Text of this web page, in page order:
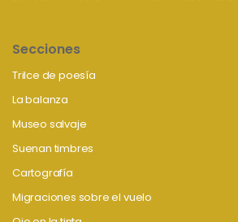
Secciones
Trilce de poesía
La balanza
Museo salvaje
Suenan timbres
Cartografía
Migraciones sobre el vuelo